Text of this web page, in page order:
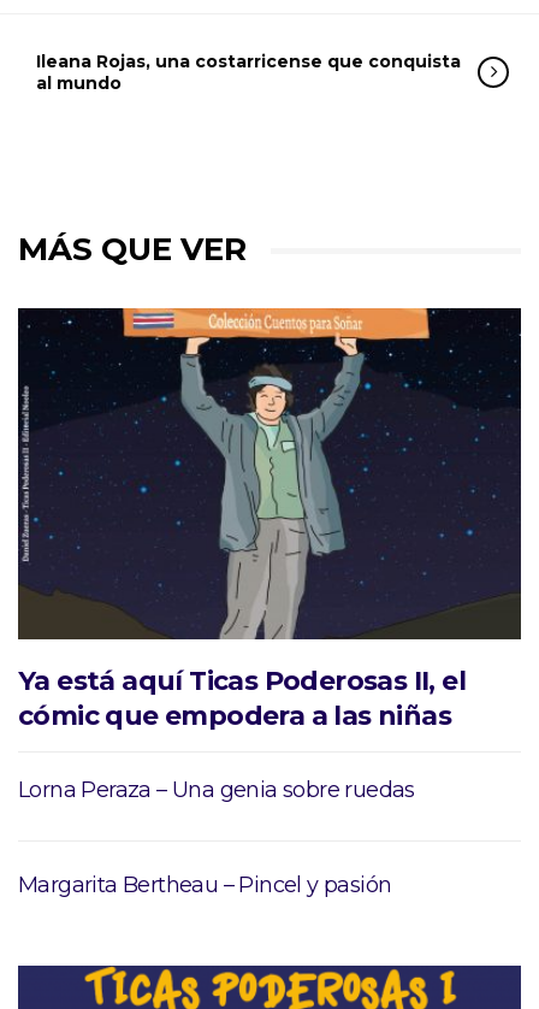
Ileana Rojas, una costarricense que conquista
al mundo
MÁS QUE VER
Ya está aquí Ticas Poderosas II, el
cómic que empodera a las niñas
Lorna Peraza – Una genia sobre ruedas
Margarita Bertheau – Pincel y pasión